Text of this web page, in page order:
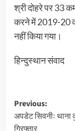
श्री दोहरे पर 33
करने में 2019-20
नहीं किया गया।
हिन्दुस्थान संवाद
Post
Previous:
अपडेट सिवनीः थाना